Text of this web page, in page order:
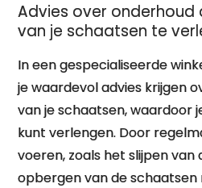
Advies over onderhoud
van je schaatsen te
In een gespecialiseerde
je waardevol advies krijgen
van je schaatsen, waardoor
kunt verlengen. Door
voeren, zoals het slijpen van
opbergen van de schaatsen